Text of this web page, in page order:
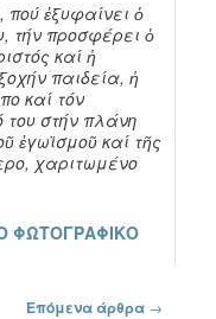
πού ἐξυφαίνει ὁ
τήν προσφέρει ὁ
καί ἡ
παιδεία, ἡ
καί τόν
του στήν πλάνη
ἐγωϊσμοῦ καί τῆς
χαριτωμένο
ΦΩΤΟΓΡΑΦΙΚΟ
Επόμενα άρθρα →